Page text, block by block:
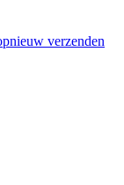
verzenden